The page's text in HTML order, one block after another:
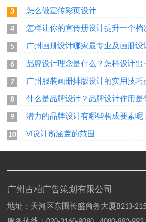
3 怎么做宣传彩页设计
4 怎样让你的宣传册设计提升一个档
5 广州画册设计哪家最专业及画册设
6 品牌设计理念是什么？怎样设计出
7 广州服装画册排版设计的实用技巧
8 什么是品牌设计？品牌设计作用是
9 潜力的品牌设计有哪些构成要素呢
10 VI设计所涵盖的范围
广州古柏广告策划有限公司
地址：天河区东圃长盛商务大厦B213-215